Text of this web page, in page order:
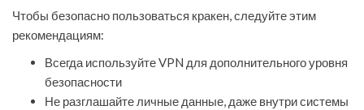
Чтобы безопасно пользоваться кракен, следуйте этим
рекомендациям:
Всегда используйте VPN для дополнительного уровня
безопасности
Не разглашайте личные данные, даже внутри системы